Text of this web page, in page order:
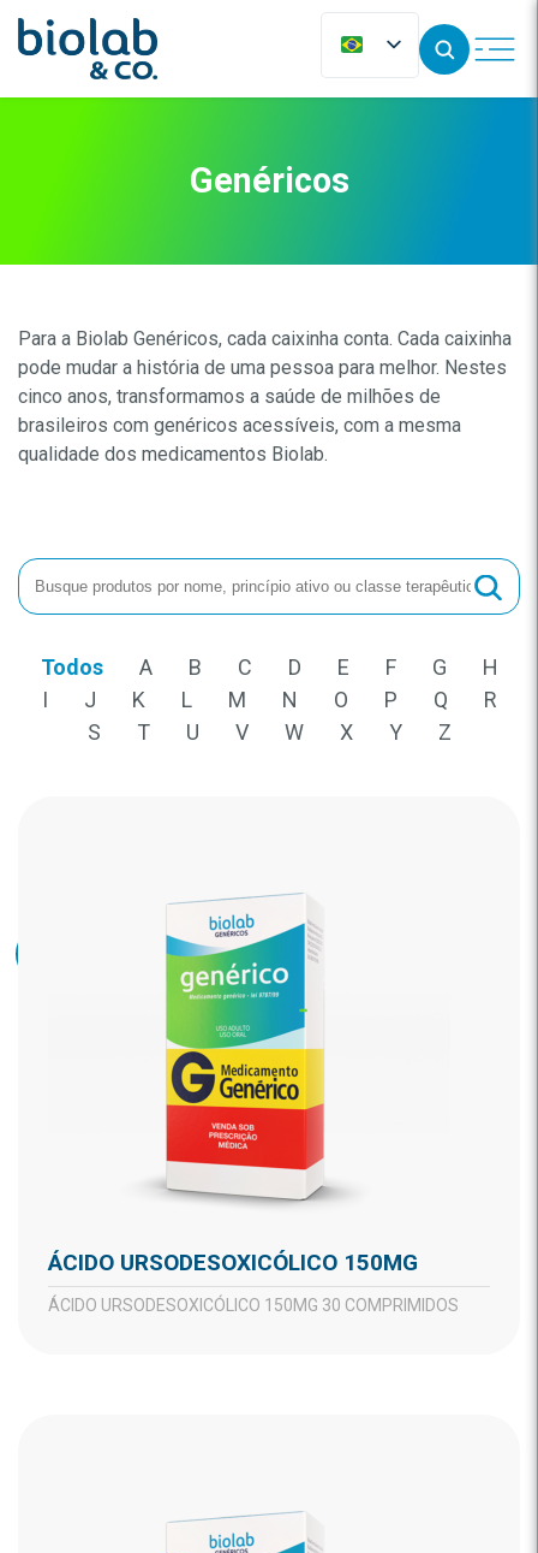
Genéricos
Para a Biolab Genéricos, cada caixinha conta. Cada caixinha
pode mudar a história de uma pessoa para melhor. Nestes
cinco anos, transformamos a saúde de milhões de
brasileiros com genéricos acessíveis, com a mesma
qualidade dos medicamentos Biolab.
Todos A B C D E F G
H
I
J K L M N O P Q
R
S
T U V W X Y Z
ÁCIDO URSODESOXICÓLICO 150MG
ÁCIDO URSODESOXICÓLICO 150MG 30 COMPRIMIDOS